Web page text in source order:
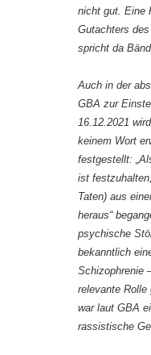
nicht gut. Eine
Gutachters
spricht da
Auch in der
GBA zur
16.12.2021
keinem Wort
festgestellt:
ist
Taten) aus
heraus“
psychische
bekanntlich
Schizophrenie
relevante
war laut GBA
rassistische